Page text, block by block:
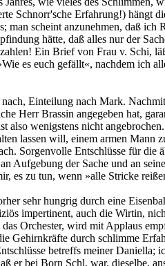
Schnorr'sche Erfahrung!) hängt
man scheint anzunehmen, daß
hätte, daß alles nur der
Ein Brief von Frau v. Schi,
es euch gefällt«, nachdem ich
Einteilung nach Mark.
Herr Brassin angegeben hat,
wenigstens nicht
lassen will, einem armen Mann
Sorgenvolle Entschlüsse für
Aufgebung der Sache und an
es zu tun, wenn »alle Stricke
sehr hungrig durch eine
impertinent, auch die Wirtin,
Orchester, wird mit Applaus
Gehirnkräfte durch schlimme
betreffs meiner Daniella;
er bei Born Schl, war, dieselbe,